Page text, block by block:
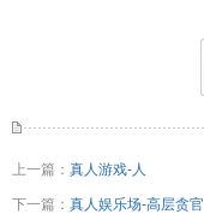
上一篇： 真人游戏-人
下一篇： 真人娱乐场-高层贪官